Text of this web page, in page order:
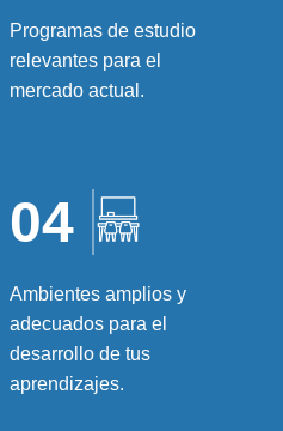
Programas de estudio
relevantes para el
mercado actual.
04
Ambientes amplios y
adecuados para el
desarrollo de tus
aprendizajes.